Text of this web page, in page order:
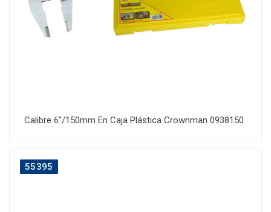
Calibre 6''/150mm En Caja Plástica Crownman 0938150
55395